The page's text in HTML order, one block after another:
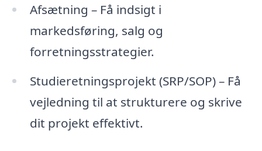
Afsætning – Få indsigt i
markedsføring, salg og
forretningsstrategier.
Studieretningsprojekt (SRP/SOP) – Få
vejledning til at strukturere og skrive
dit projekt effektivt.